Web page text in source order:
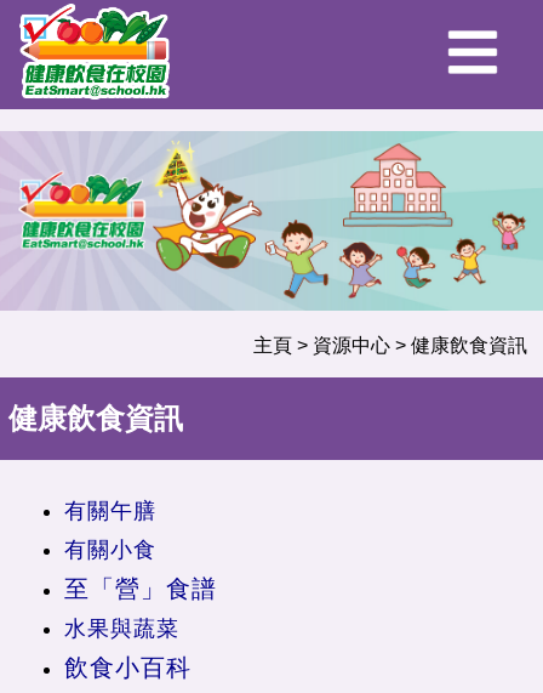
主頁> 資源中心> 健康飲食資訊
健康飲食資訊
有關午膳
有關小食
至「營」食譜
水果與蔬菜
飲食小百科